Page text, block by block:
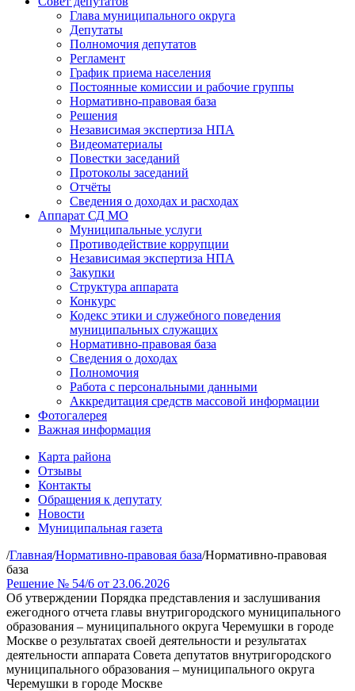
Глава муниципального округа
Депутаты
Полномочия депутатов
Регламент
График приема населения
Постоянные комиссии и рабочие группы
Нормативно-правовая база
Решения
Независимая экспертиза НПА
Видеоматериалы
Повестки заседаний
Протоколы заседаний
Отчёты
Сведения о доходах и расходах
Аппарат СД МО
Муниципальные услуги
Противодействие коррупции
Независимая экспертиза НПА
Закупки
Структура аппарата
Конкурс
Кодекс этики и служебного поведения
муниципальных служащих
Нормативно-правовая база
Сведения о доходах
Полномочия
Работа с персональными данными
Аккредитация средств массовой информации
Фотогалерея
Важная информация
Карта района
Отзывы
Контакты
Обращения к депутату
Новости
Муниципальная газета
/Главная/Нормативно-правовая база/Нормативно-правовая
база
Решение № 54/6 от 23.06.2026
Об утверждении Порядка представления и заслушивания
ежегодного отчета главы внутригородского муниципального
образования – муниципального округа Черемушки в городе
Москве о результатах своей деятельности и результатах
деятельности аппарата Совета депутатов внутригородского
муниципального образования – муниципального округа
Черемушки в городе Москве